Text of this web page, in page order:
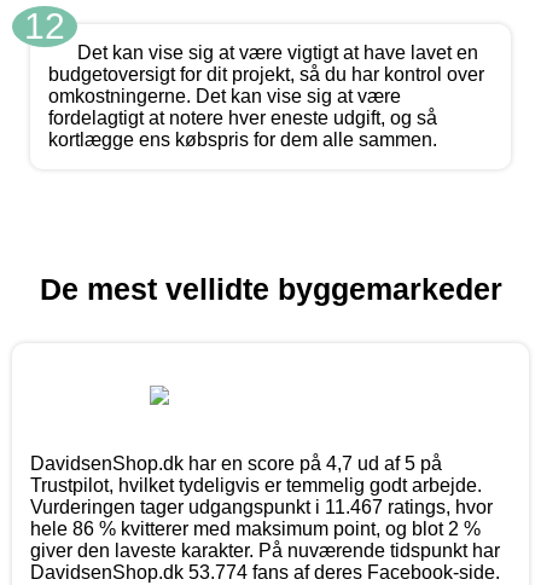
12
Det kan vise sig at være vigtigt at have lavet en
budgetoversigt for dit projekt, så du har kontrol over
omkostningerne. Det kan vise sig at være
fordelagtigt at notere hver eneste udgift, og så
kortlægge ens købspris for dem alle sammen.
De mest vellidte byggemarkeder
DavidsenShop.dk har en score på 4,7 ud af 5 på
Trustpilot, hvilket tydeligvis er temmelig godt arbejde.
Vurderingen tager udgangspunkt i 11.467 ratings, hvor
hele 86 % kvitterer med maksimum point, og blot 2 %
giver den laveste karakter. På nuværende tidspunkt har
DavidsenShop.dk 53.774 fans af deres Facebook-side.